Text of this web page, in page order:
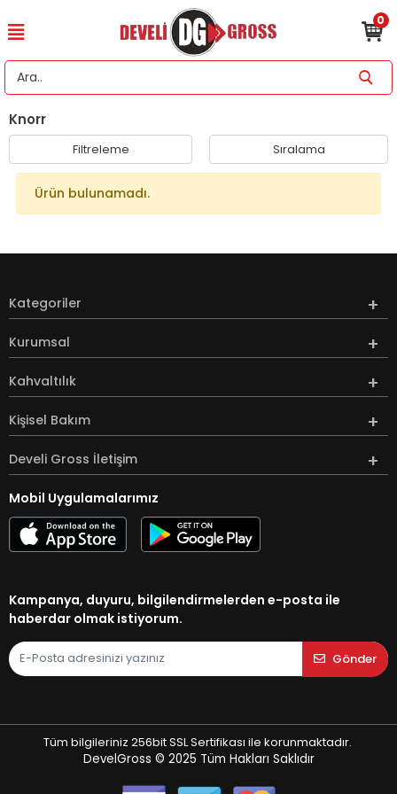
0
Knorr
Filtreleme Sıralama
Ürün bulunamadı.
Kategoriler
Kurumsal
Kahvaltılık
Kişisel Bakım
Develi Gross İletişim
Mobil Uygulamalarımız
Kampanya, duyuru, bilgilendirmelerden e-posta ile
haberdar olmak istiyorum.
Gönder
Tüm bilgileriniz 256bit SSL Sertifikası ile korunmaktadır.
DevelGross © 2025 Tüm Hakları Saklıdır